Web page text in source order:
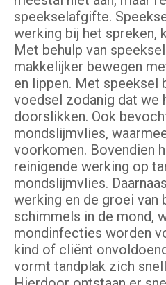
speekselafgifte.
werking bij het spreken,
Met behulp van
makkelijker bewegen
en lippen. Met speeksel
voedsel zodanig dat we
doorslikken. Ook
mondslijmvlies,
voorkomen. Bovendien
reinigende werking op
mondslijmvlies.
werking en de groei van
schimmels in de mond,
mondinfecties worden
kind of cliënt
vormt tandplak zich